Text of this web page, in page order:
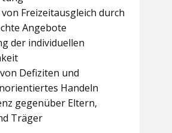
Freizeitausgleich durch
Angebote
der individuellen
Defiziten und
Handeln
gegenüber Eltern,
Träger